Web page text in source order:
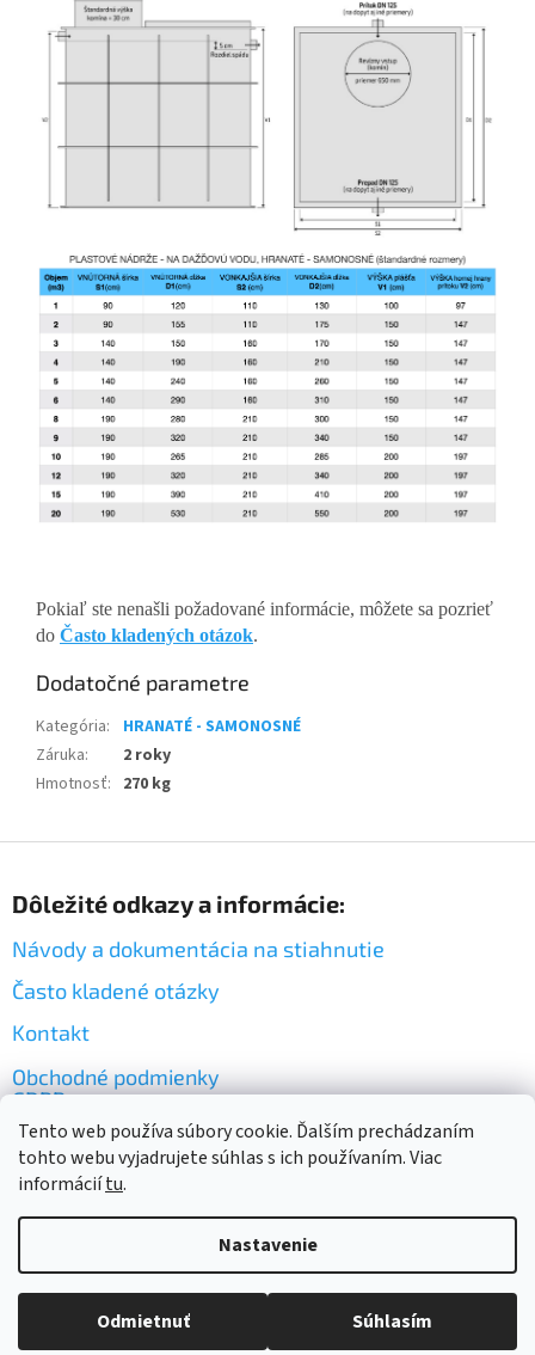
Tento web používa súbory cookie. Ďalším prechádzaním
tohto webu vyjadrujete súhlas s ich používaním. Viac
informáciítu.
Nastavenie
Odmietnuť Súhlasím
Pokiaľ ste nenašli požadované informácie, môžete sa pozrieť
do Často kladených otázok.
Dodatočné parametre
Kategória:
HRANATÉ - SAMONOSNÉ
Záruka:
2 roky
Hmotnosť: 270 kg
Dôležité odkazy a informácie:
Návody a dokumentácia na stiahnutie
Často kladené otázky
Kontakt
Obchodné podmienky
GDPR
Vytvoril Shoptet
Copyright 2026PLASTIC BOX SK . Všetky práva vyhradené.